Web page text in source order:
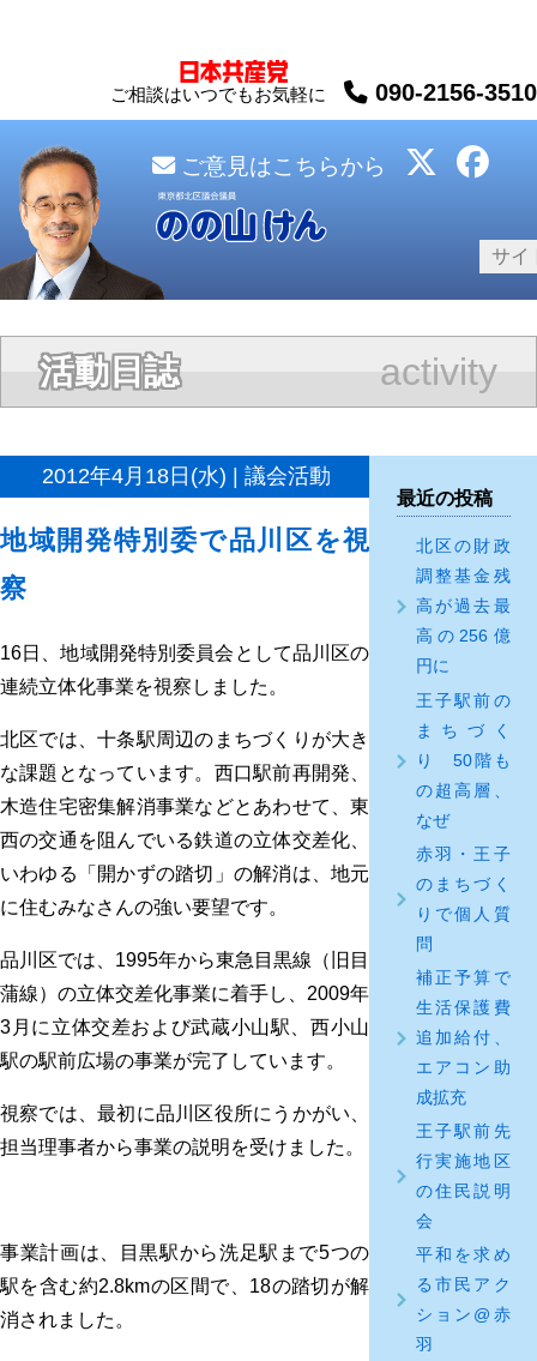
ご相談はいつでもお気軽に 090-2156-3510
ご意見はこちらから
活動日誌 activity
2012年4月18日(水) | 議会活動
地域開発特別委で品川区を視
察
16日、地域開発特別委員会として品川区の
連続立体化事業を視察しました。
北区では、十条駅周辺のまちづくりが大き
な課題となっています。西口駅前再開発、
木造住宅密集解消事業などとあわせて、東
西の交通を阻んでいる鉄道の立体交差化、
いわゆる「開かずの踏切」の解消は、地元
に住むみなさんの強い要望です。
品川区では、1995年から東急目黒線（旧目
蒲線）の立体交差化事業に着手し、2009年
3月に立体交差および武蔵小山駅、西小山
駅の駅前広場の事業が完了しています。
視察では、最初に品川区役所にうかがい、
担当理事者から事業の説明を受けました。
事業計画は、目黒駅から洗足駅まで5つの
駅を含む約2.8kmの区間で、18の踏切が解
消されました。
最近の投稿
北区の財政
調整基金残
高が過去最
高の256億
円に
王子駅前の
まちづく
り 50階も
の超高層、
なぜ
赤羽・王子
のまちづく
りで個人質
問
補正予算で
生活保護費
追加給付、
エアコン助
成拡充
王子駅前先
行実施地区
の住民説明
会
平和を求め
る市民アク
ション@赤
羽